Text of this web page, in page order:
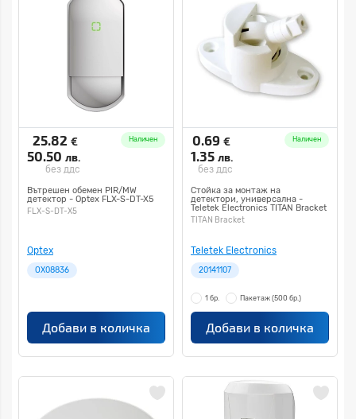
25.82 €
50.50 лв.
без ддс
Наличен
Вътрешен обемен PIR/MW
детектор - Optex FLX-S-DT-X5
FLX-S-DT-X5
Optex
OX08836
Добави в количка
0.69 €
1.35 лв.
без ддс
Наличен
Стойка за монтаж на
детектори, универсална -
Teletek Electronics TITAN Bracket
TITAN Bracket
Teletek Electronics
20141107
1 бр. Пакетаж (500 бр.)
Добави в количка